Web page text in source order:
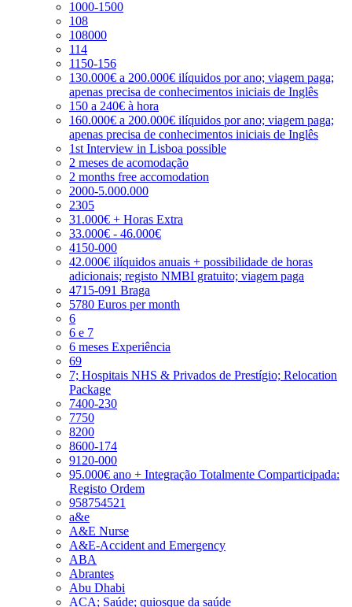
1000-1500
108
108000
114
1150-156
130.000€ a 200.000€ ilíquidos por ano; viagem paga;
apenas precisa de conhecimentos iniciais de Inglês
150 a 240€ à hora
160.000€ a 200.000€ ilíquidos por ano; viagem paga;
apenas precisa de conhecimentos iniciais de Inglês
1st Interview in Lisboa possible
2 meses de acomodação
2 months free accomodation
2000-5.000.000
2305
31.000€ + Horas Extra
33.000€ - 46.000€
4150-000
42.000€ ilíquidos anuais + possibilidade de horas
adicionais; registo NMBI gratuito; viagem paga
4715-091 Braga
5780 Euros per month
6
6 e 7
6 meses Experiência
69
7; Hospitais NHS & Privados de Prestígio; Relocation
Package
7400-230
7750
8200
8600-174
9120-000
95.000€ ano + Integração Totalmente Comparticipada:
Registo Ordem
958754521
a&e
A&E Nurse
A&E-Accident and Emergency
ABA
Abrantes
Abu Dhabi
ACA; Saúde; quiosque da saúde